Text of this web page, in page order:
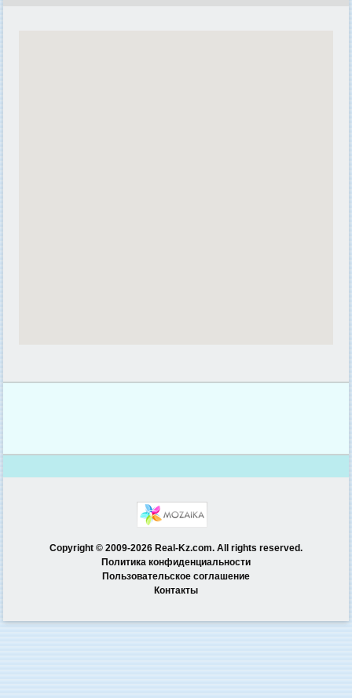
Copyright © 2009-2026 Real-Kz.com. All rights reserved.
Политика конфиденциальности
Пользовательское соглашение
Контакты